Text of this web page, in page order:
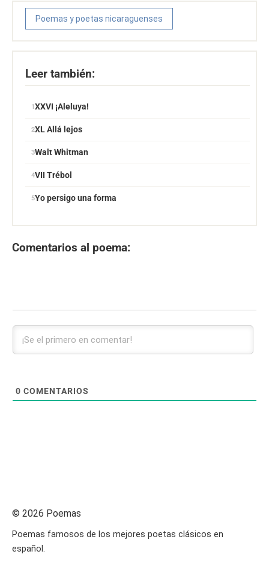
Poemas y poetas nicaraguenses
Leer también:
XXVI ¡Aleluya!
XL Allá lejos
Walt Whitman
VII Trébol
Yo persigo una forma
Comentarios al poema:
0 COMENTARIOS
© 2026 Poemas
Poemas famosos de los mejores poetas clásicos en
español.